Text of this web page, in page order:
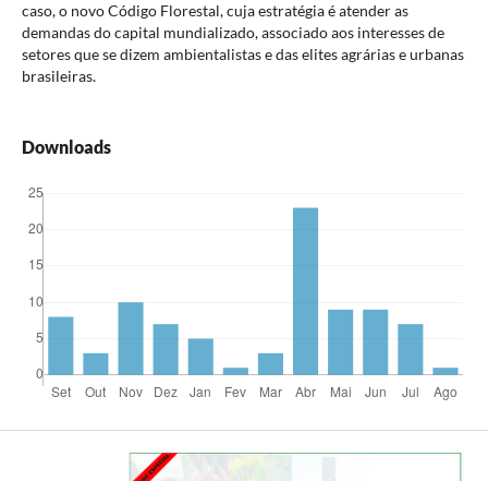
caso, o novo Código Florestal, cuja estratégia é atender as
demandas do capital mundializado, associado aos interesses de
setores que se dizem ambientalistas e das elites agrárias e urbanas
brasileiras.
Downloads